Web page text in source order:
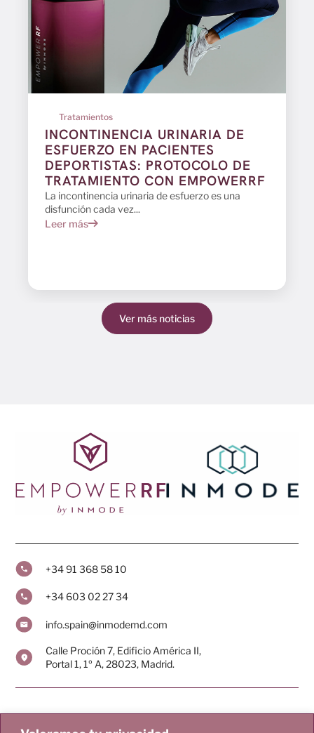
Tratamientos
INCONTINENCIA URINARIA DE
ESFUERZO EN PACIENTES
DEPORTISTAS: PROTOCOLO DE
TRATAMIENTO CON EMPOWERRF
La incontinencia urinaria de esfuerzo es una
disfunción cada vez...
Leer más
Ver más noticias
+34 91 368 58 10
+34 603 02 27 34
info.spain@inmodemd.com
Calle Proción 7, Edificio América II,
Portal 1, 1º A, 28023, Madrid.